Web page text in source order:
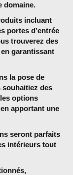
domaine.
incluant
portes d’entrée
trouverez des
garantissant
lapose de
souhaitiez des
options
apportant une
seront parfaits
intérieurs tout